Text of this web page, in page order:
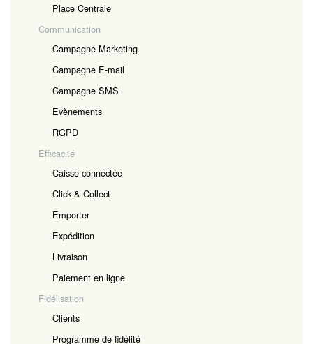
Place Centrale
Communication
Campagne Marketing
Campagne E-mail
Campagne SMS
Evènements
RGPD
Efficacité
Caisse connectée
Click & Collect
Emporter
Expédition
Livraison
Paiement en ligne
Fidélisation
Clients
Programme de fidélité